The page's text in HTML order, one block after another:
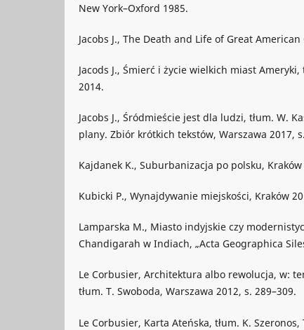
New York–Oxford 1985.
Jacobs J., The Death and Life of Great
Jacods J., Śmierć i życie wielkich miast Ameryki,
2014.
Jacobs J., Śródmieście jest dla ludzi, tłum. W.
plany. Zbiór krótkich tekstów, Warszawa 2017,
Kajdanek K., Suburbanizacja po polsku, Kraków
Kubicki P., Wynajdywanie miejskości, Kraków
Lamparska M., Miasto indyjskie czy
Chandigarah w Indiach, „Acta Geographica
Le Corbusier, Architektura albo rewolucja, w:
tłum. T. Swoboda, Warszawa 2012, s. 289–309.
Le Corbusier, Karta Ateńska, tłum. K.